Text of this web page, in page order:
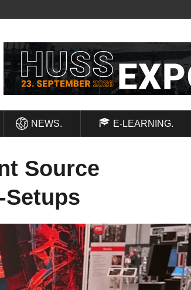
NEWS. E-LEARNING.
Source